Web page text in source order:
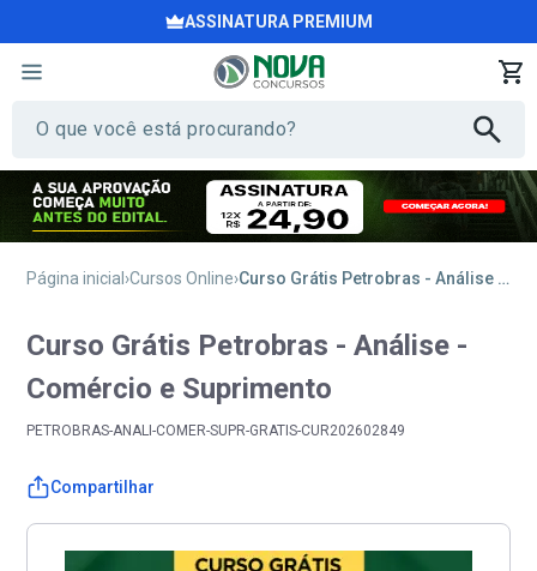
ASSINATURA PREMIUM
Página inicial Cursos Online Curso Grátis Petrobras - Análise - Comércio e Suprimento
Curso Grátis Petrobras - Análise -
Comércio e Suprimento
PETROBRAS-ANALI-COMER-SUPR-GRATIS-CUR202602849
Compartilhar